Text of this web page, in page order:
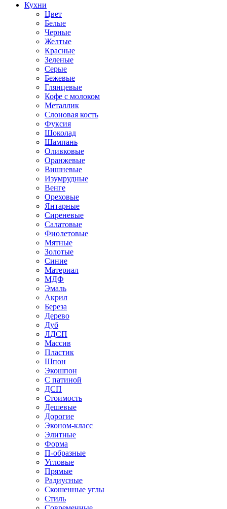
Кухни
Цвет
Белые
Черные
Желтые
Красные
Зеленые
Серые
Бежевые
Глянцевые
Кофе с молоком
Металлик
Слоновая кость
Фуксия
Шоколад
Шампань
Оливковые
Оранжевые
Вишневые
Изумрудные
Венге
Ореховые
Янтарные
Сиреневые
Салатовые
Фиолетовые
Мятные
Золотые
Синие
Материал
МДФ
Эмаль
Акрил
Береза
Дерево
Дуб
ЛДСП
Массив
Пластик
Шпон
Экошпон
С патиной
ДСП
Стоимость
Дешевые
Дорогие
Эконом-класс
Элитные
Форма
П-образные
Угловые
Прямые
Радиусные
Скошенные углы
Стиль